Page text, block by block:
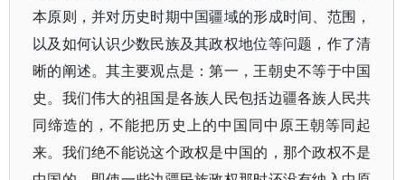
本原则，并对历史时期中国疆域的形成时间、范围，
以及如何认识少数民族及其政权地位等问题，作了清
晰的阐述。其主要观点是：第一，王朝史不等于中国
史。我们伟大的祖国是各族人民包括边疆各族人民共
同缔造的，不能把历史上的中国同中原王朝等同起
来。我们绝不能说这个政权是中国的，那个政权不是